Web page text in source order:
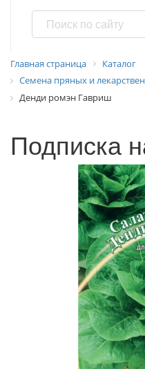
Главная страница
Каталог
Семена пряных и
Денди ромэн Гавриш
Подписка